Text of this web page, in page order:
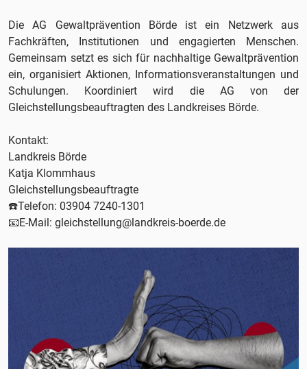
Die AG Gewaltprävention Börde ist ein Netzwerk aus
Fachkräften, Institutionen und engagierten Menschen.
Gemeinsam setzt es sich für nachhaltige Gewaltprävention
ein, organisiert Aktionen, Informationsveranstaltungen und
Schulungen. Koordiniert wird die AG von der
Gleichstellungsbeauftragten des Landkreises Börde.
Kontakt:
Landkreis Börde
Katja Klommhaus
Gleichstellungsbeauftragte
☎️Telefon: 03904 7240-1301
📧E-Mail: gleichstellung@landkreis-boerde.de